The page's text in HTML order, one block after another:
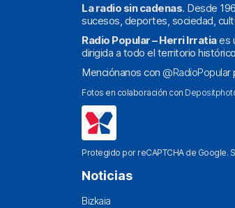
La radio sin cadenas. Desde
sucesos, deportes, sociedad,
Radio Popular – Herri Irratiaes
dirigida a todo el territorio
Menciónanos con @RadioPopular
Fotos en colaboración con
Protegido por reCAPTCHA de Google.
Noticias
Bizkaia